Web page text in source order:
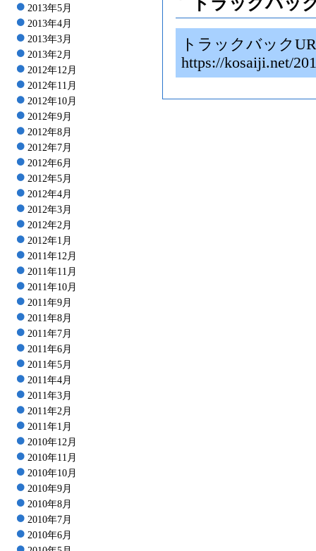
2013年5月
2013年4月
2013年3月
2013年2月
2012年12月
2012年11月
2012年10月
2012年9月
2012年8月
2012年7月
2012年6月
2012年5月
2012年4月
2012年3月
2012年2月
2012年1月
2011年12月
2011年11月
2011年10月
2011年9月
2011年8月
2011年7月
2011年6月
2011年5月
2011年4月
2011年3月
2011年2月
2011年1月
2010年12月
2010年11月
2010年10月
2010年9月
2010年8月
2010年7月
2010年6月
トラックバック
https://kosaiji.net/